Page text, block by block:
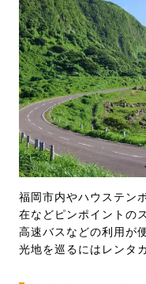
福岡市内やハウステン
在などピンポイントの
高速バスなどの利用が
光地を巡るにはレンタ